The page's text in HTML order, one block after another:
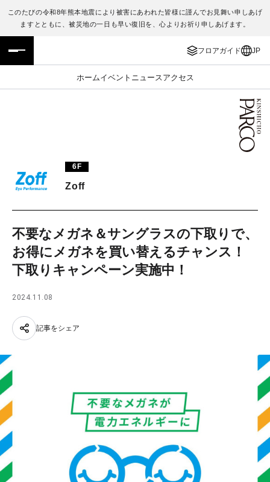
このたびの令和8年熊本地震により被害にあわれた皆様に謹んでお見舞い申しあげ
ますとともに、被災地の一日も早い復旧を、心よりお祈り申しあげます。
フロアガイド JP
ホームイベント ニュース アクセス
フロアガイド
施設案内・アクセス
TAX FREE
JP
ENGLISH
繁体字
日本語
6F
Zoff
不要なメガネ＆サングラスの下取りで、
お得にメガネを買い替えるチャンス！
下取りキャンペーン実施中！
2024.11.08
記事をシェア